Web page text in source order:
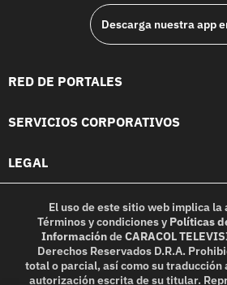
Descarga nuestra app
RED DE PORTALES
SERVICIOS CORPORATIVOS
LEGAL
El uso de este sitio web implica la
Términos y condicionesy Políticas
InformacióndeCARACOL
Derechos Reservados D.R.A.
total o parcial, así como su traducción
autorización escrita de su titular.